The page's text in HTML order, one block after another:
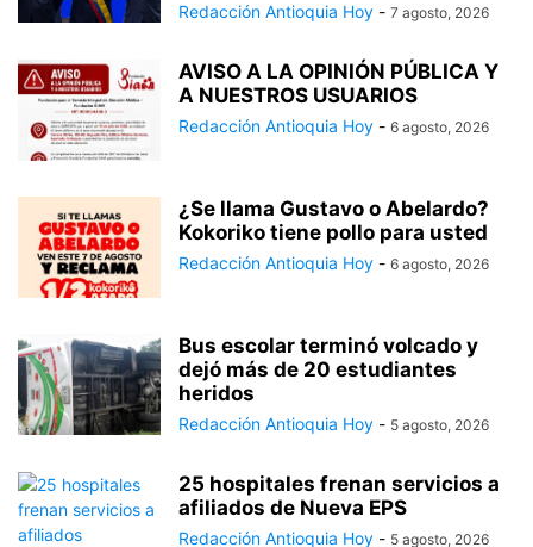
Redacción Antioquia Hoy - 7 agosto, 2026
AVISO A LA OPINIÓN PÚBLICA Y
A NUESTROS USUARIOS
Redacción Antioquia Hoy - 6 agosto, 2026
¿Se llama Gustavo o Abelardo?
Kokoriko tiene pollo para usted
Redacción Antioquia Hoy - 6 agosto, 2026
Bus escolar terminó volcado y
dejó más de 20 estudiantes
heridos
Redacción Antioquia Hoy - 5 agosto, 2026
25 hospitales frenan servicios a
afiliados de Nueva EPS
Redacción Antioquia Hoy - 5 agosto, 2026